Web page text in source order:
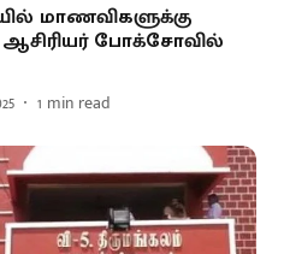
மாணவிகளுக்கு
போக்சோவில்
1 min read